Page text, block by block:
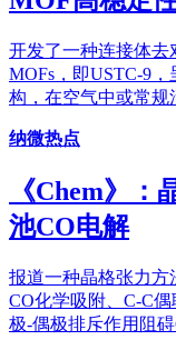
开发了一种连接体去
MOFs，即USTC-9
构，在空气中或常规
纳微热点
《Chem》
池CO电解
报道一种晶格张力方
CO化学吸附、C-C
极-偶极排斥作用阻碍